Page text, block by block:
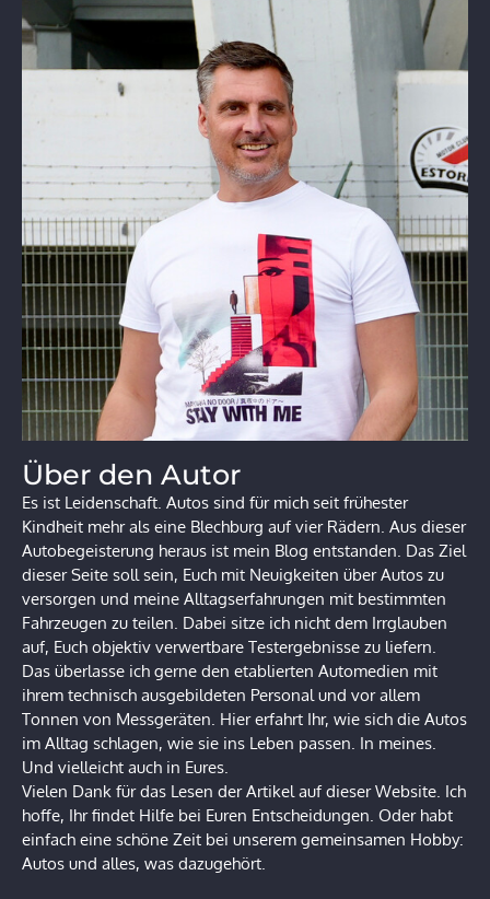
Über den Autor
Es ist Leidenschaft. Autos sind für mich seit frühester
Kindheit mehr als eine Blechburg auf vier Rädern. Aus dieser
Autobegeisterung heraus ist mein Blog entstanden. Das Ziel
dieser Seite soll sein, Euch mit Neuigkeiten über Autos zu
versorgen und meine Alltagserfahrungen mit bestimmten
Fahrzeugen zu teilen. Dabei sitze ich nicht dem Irrglauben
auf, Euch objektiv verwertbare Testergebnisse zu liefern.
Das überlasse ich gerne den etablierten Automedien mit
ihrem technisch ausgebildeten Personal und vor allem
Tonnen von Messgeräten. Hier erfahrt Ihr, wie sich die Autos
im Alltag schlagen, wie sie ins Leben passen. In meines.
Und vielleicht auch in Eures.
Vielen Dank für das Lesen der Artikel auf dieser Website. Ich
hoffe, Ihr findet Hilfe bei Euren Entscheidungen. Oder habt
einfach eine schöne Zeit bei unserem gemeinsamen Hobby:
Autos und alles, was dazugehört.